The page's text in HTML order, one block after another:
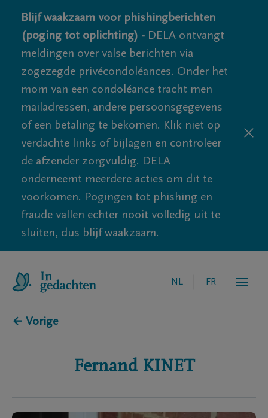
Blijf waakzaam voor phishingberichten
(poging tot oplichting) - DELA ontvangt
meldingen over valse berichten via
zogezegde privécondoléances. Onder het
mom van een condoléance tracht men
mailadressen, andere persoonsgegevens
of een betaling te bekomen. Klik niet op
verdachte links of bijlagen en controleer
de afzender zorgvuldig. DELA
onderneemt meerdere acties om dit te
voorkomen. Pogingen tot phishing en
fraude vallen echter nooit volledig uit te
sluiten, dus blijf waakzaam.
NL FR
← Vorige
Fernand KINET